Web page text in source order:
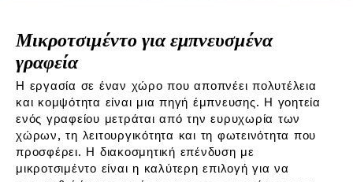
Μικροτσιμέντο για εμπνευσμένα
γραφεία
Η εργασία σε έναν χώρο που αποπνέει πολυτέλεια
και κομψότητα είναι μια πηγή έμπνευσης. Η γοητεία
ενός γραφείου μετράται από την ευρυχωρία των
χώρων, τη λειτουργικότητα και τη φωτεινότητα που
προσφέρει. Η διακοσμητική επένδυση με
μικροτσιμέντο είναι η καλύτερη επιλογή για να